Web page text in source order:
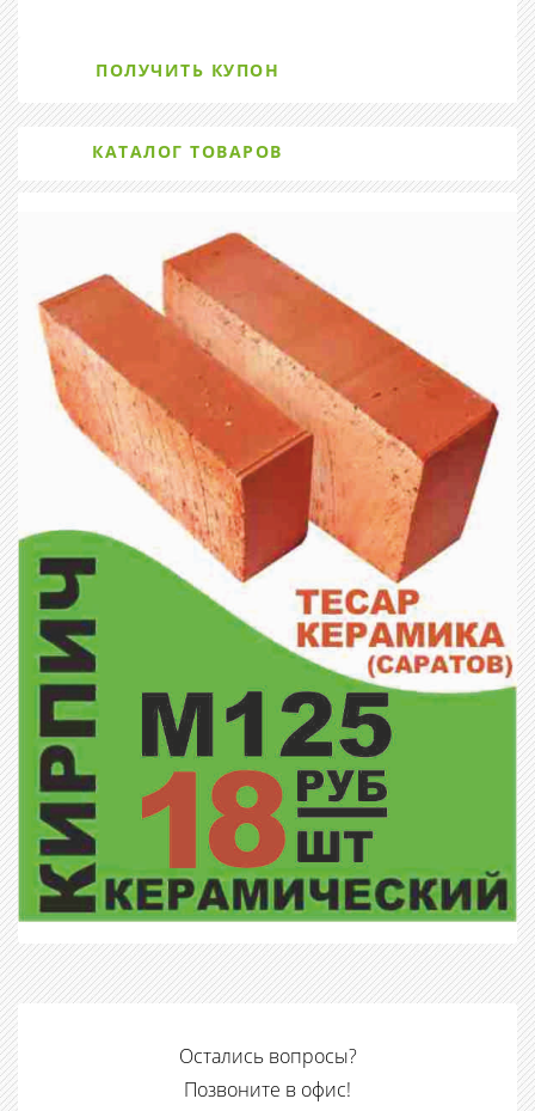
ПОЛУЧИТЬ КУПОН
КАТАЛОГ ТОВАРОВ
Остались вопросы?
Позвоните в офис!